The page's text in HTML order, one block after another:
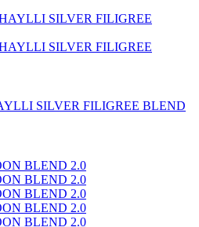
SILVER FILIGREE BLEND